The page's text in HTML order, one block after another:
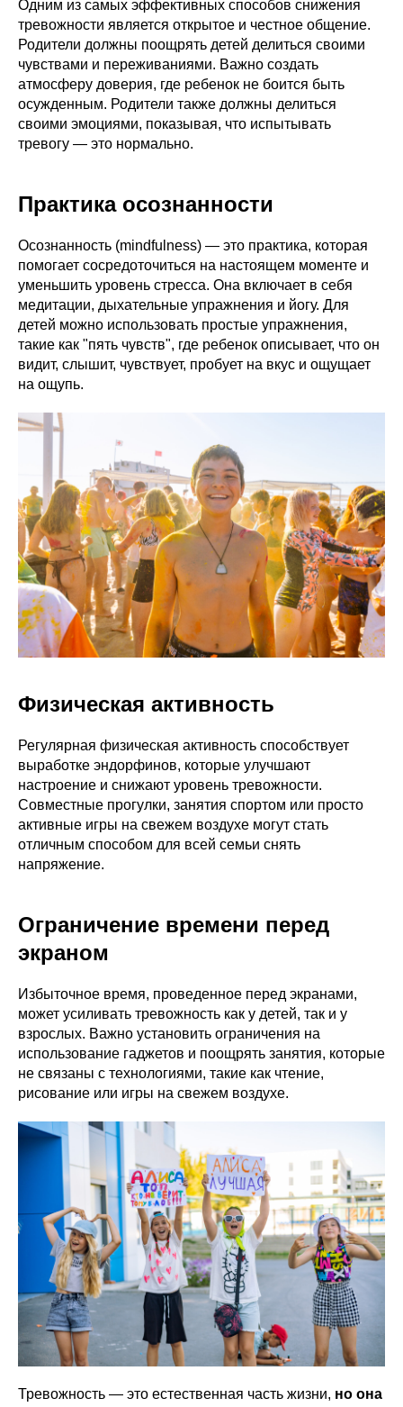
Одним из самых эффективных способов снижения
тревожности является открытое и честное общение.
Родители должны поощрять детей делиться своими
чувствами и переживаниями. Важно создать
атмосферу доверия, где ребенок не боится быть
осужденным. Родители также должны делиться
своими эмоциями, показывая, что испытывать
тревогу — это нормально.
Практика осознанности
Осознанность (mindfulness) — это практика, которая
помогает сосредоточиться на настоящем моменте и
уменьшить уровень стресса. Она включает в себя
медитации, дыхательные упражнения и йогу. Для
детей можно использовать простые упражнения,
такие как "пять чувств", где ребенок описывает, что он
видит, слышит, чувствует, пробует на вкус и ощущает
на ощупь.
Физическая активность
Регулярная физическая активность способствует
выработке эндорфинов, которые улучшают
настроение и снижают уровень тревожности.
Совместные прогулки, занятия спортом или просто
активные игры на свежем воздухе могут стать
отличным способом для всей семьи снять
напряжение.
Ограничение времени перед
экраном
Избыточное время, проведенное перед экранами,
может усиливать тревожность как у детей, так и у
взрослых. Важно установить ограничения на
использование гаджетов и поощрять занятия, которые
не связаны с технологиями, такие как чтение,
рисование или игры на свежем воздухе.
Тревожность — это естественная часть жизни, но она